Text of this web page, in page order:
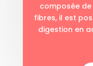
composée
fibres, il est
digestion en